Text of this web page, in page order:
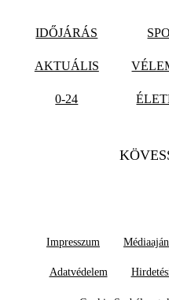
IDŐJÁRÁS
AKTUÁLIS
0-24
Impresszum
Adatvédelem